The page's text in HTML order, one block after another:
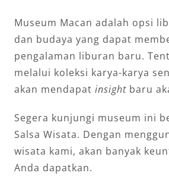
Museum Macan adalah opsi
dan budaya yang dapat
pengalaman liburan baru.
melalui koleksi karya-karya
akan mendapat insight baru
Segera kunjungi museum ini
Salsa Wisata. Dengan
wisata kami, akan banyak
Anda dapatkan.